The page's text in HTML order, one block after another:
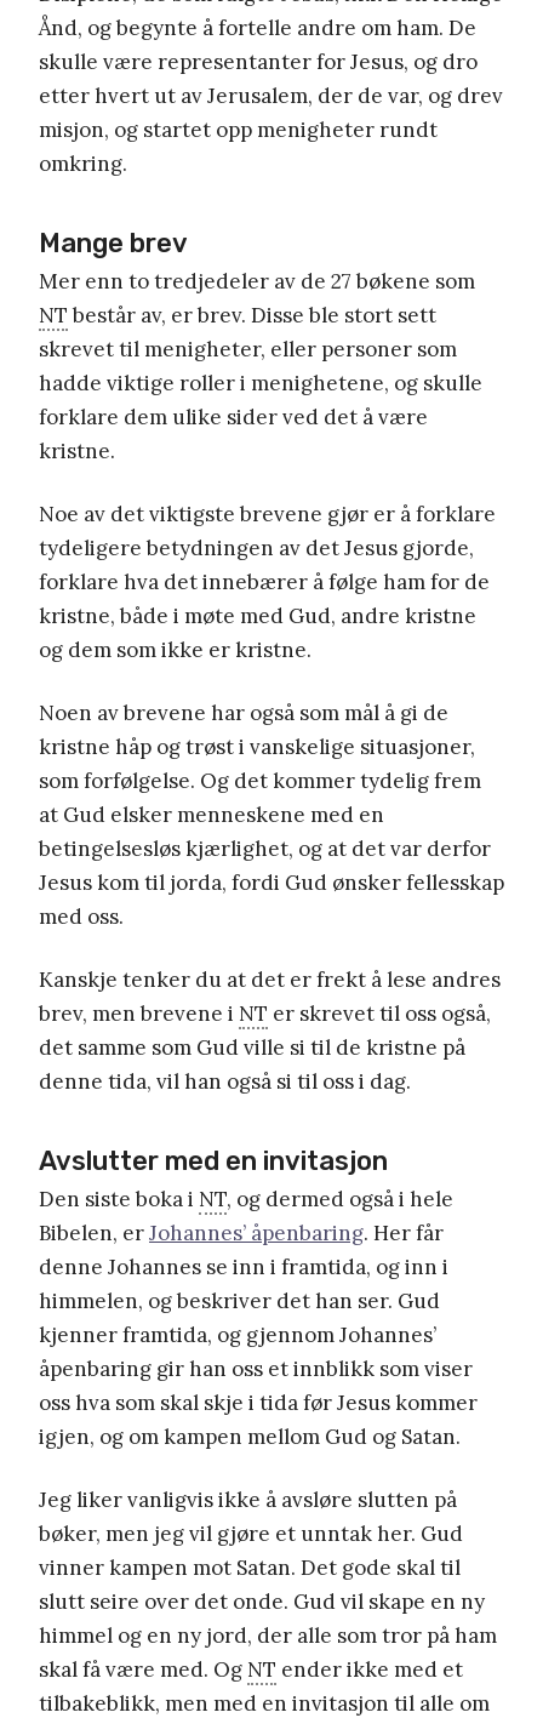
Ånd, og begynte å fortelle andre om ham. De
skulle være representanter for Jesus, og dro
etter hvert ut av Jerusalem, der de var, og drev
misjon, og startet opp menigheter rundt
omkring.
Mange brev
Mer enn to tredjedeler av de 27 bøkene som
NTbestår av, er brev. Disse ble stort sett
skrevet til menigheter, eller personer som
hadde viktige roller i menighetene, og skulle
forklare dem ulike sider ved det å være
kristne.
Noe av det viktigste brevene gjør er å forklare
tydeligere betydningen av det Jesus gjorde,
forklare hva det innebærer å følge ham for de
kristne, både i møte med Gud, andre kristne
og dem som ikke er kristne.
Noen av brevene har også som mål å gi de
kristne håp og trøst i vanskelige situasjoner,
som forfølgelse. Og det kommer tydelig frem
at Gud elsker menneskene med en
betingelsesløs kjærlighet, og at det var derfor
Jesus kom til jorda, fordi Gud ønsker fellesskap
med oss.
Kanskje tenker du at det er frekt å lese andres
brev, men brevene i NT er skrevet til oss også,
det samme som Gud ville si til de kristne på
denne tida, vil han også si til oss i dag.
Avslutter med en invitasjon
Den siste boka i NT, og dermed også i hele
Bibelen, erJohannes’ åpenbaring. Her får
denne Johannes se inn i framtida, og inn i
himmelen, og beskriver det han ser. Gud
kjenner framtida, og gjennom Johannes’
åpenbaring gir han oss et innblikk som viser
oss hva som skal skje i tida før Jesus kommer
igjen, og om kampen mellom Gud og Satan.
Jeg liker vanligvis ikke å avsløre slutten på
bøker, men jeg vil gjøre et unntak her. Gud
vinner kampen mot Satan. Det gode skal til
slutt seire over det onde. Gud vil skape en ny
himmel og en ny jord, der alle som tror på ham
skal få være med. Og NT ender ikke med et
tilbakeblikk, men med en invitasjon til alle om